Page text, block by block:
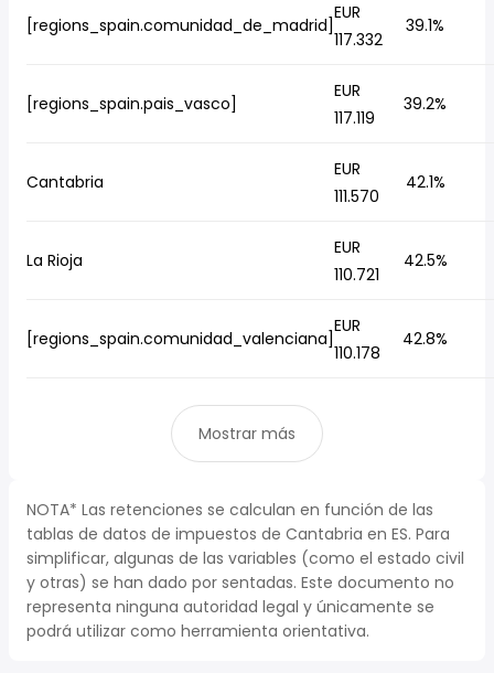
[regions_spain.comunidad_de_madrid]
EUR
117.332
39.1%
[regions_spain.pais_vasco]
EUR
117.119
39.2%
Cantabria
EUR
111.570
42.1%
La Rioja
EUR
110.721
42.5%
[regions_spain.comunidad_valenciana]
EUR
110.178
42.8%
Mostrar más
NOTA* Las retenciones se calculan en función de las
tablas de datos de impuestos de Cantabria en ES. Para
simplificar, algunas de las variables (como el estado civil
y otras) se han dado por sentadas. Este documento no
representa ninguna autoridad legal y únicamente se
podrá utilizar como herramienta orientativa.